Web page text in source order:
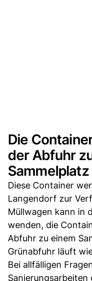
Die
der Abfuhr
Diese Container
Langendorf zur
Müllwagen kann in
wenden, die
Abfuhr zu einem
Grünabfuhr läuft
Bei allfälligen